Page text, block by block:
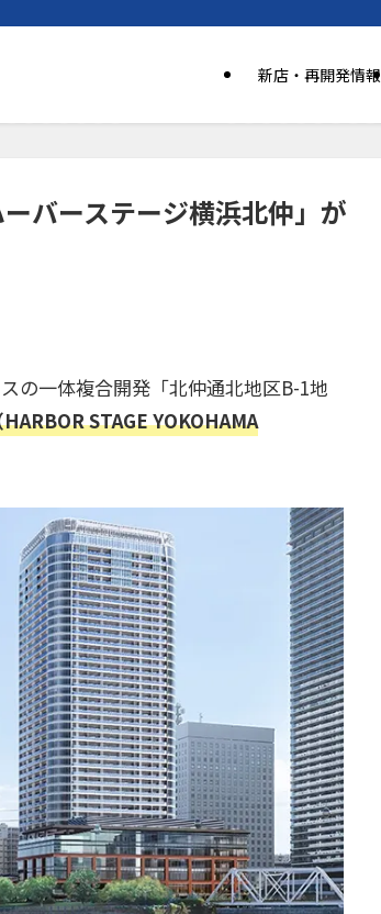
新店・再開発情報
バーステージ横浜北仲」が
の一体複合開発「北仲通北地区B-1地
STAGE YOKOHAMA